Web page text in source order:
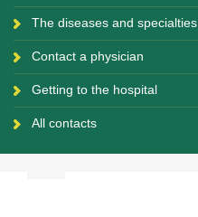
The diseases and specialties
Contact a physician
Getting to the hospital
All contacts